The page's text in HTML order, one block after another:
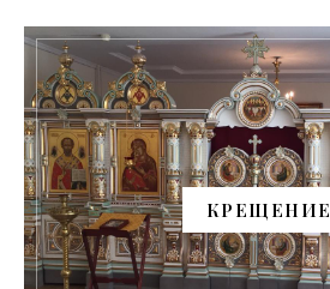
КРЕЩЕНИЕ